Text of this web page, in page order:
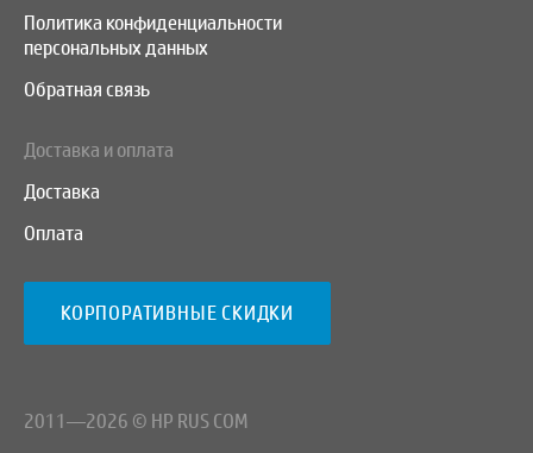
Политика конфиденциальности
персональных данных
Обратная связь
Доставка и оплата
Доставка
Оплата
КОРПОРАТИВНЫЕ СКИДКИ
2011—2026 © HP RUS COM